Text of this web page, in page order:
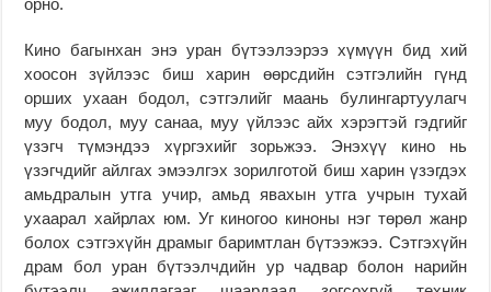
орно.
Кино багынхан энэ уран бүтээлээрээ хүмүүн бид хий
хоосон зүйлээс биш харин өөрсдийн сэтгэлийн гүнд
орших ухаан бодол, сэтгэлийг маань булингартуулагч
муу бодол, муу санаа, муу үйлээс айх хэрэгтэй гэдгийг
үзэгч түмэндээ хүргэхийг зорьжээ. Энэхүү кино нь
үзэгчдийг айлгах эмээлгэх зорилготой биш харин үзэгдэх
амьдралын утга учир, амьд явахын утга учрын тухай
ухаарал хайрлах юм. Уг киногоо киноны нэг төрөл жанр
болох сэтгэхүйн драмыг баримтлан бүтээжээ. Сэтгэхүйн
драм бол уран бүтээлчдийн ур чадвар болон нарийн